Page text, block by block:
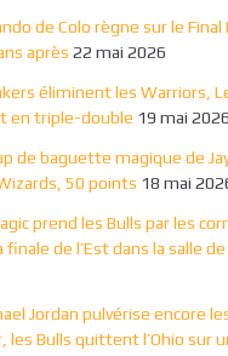
de Colo règne sur le Final
après 22 mai 2026
éliminent les Warriors,
en triple-double 19 mai 2026
de baguette magique de
50 points 18 mai
prend les Bulls par les
de l’Est dans la salle de
Jordan pulvérise encore
les Bulls quittent l’Ohio sur